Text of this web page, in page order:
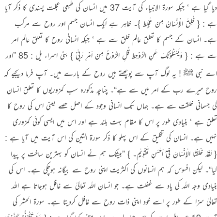
دیا گیا ہے ‘ جبکہ سورة الانبیاء کی آیت 37 میں انسان کی طبعی عجلت پسندی کا ذکر آیا
ہے : { خُلِقَ الْاِنْسَانُ مِنْ عَجَلٍط }۔ ظاہر ہے ایک انسان جسم اور روح سے مرکب
ہے۔ انسان کے جسم کا تعلق عالم خلق سے ہے ‘ جبکہ انسانی روح کا تعلق عالم امر
سے ہے : { وَیَسْئَلُوْنَکَ عَنِ الرُّوْحِط قُلِ الرُّوْحُ مِنْ اَمْرِ رَبِّیْ } بنی اسراء یل : 85 ”اور
اے نبی ﷺ ! یہ لوگ آپ سے پوچھتے ہیں روح کے بارے میں۔ آپ فرما دیجیے کہ
روح میرے رب کے امر میں سے ہے“۔ چناچہ مذکورہ سب کمزوریوں کا تعلق انسان
کی جسمانی خلقت سے ہے۔ جہاں تک انسانی وجود کے اصل حصے یعنی اس کی روح کا
تعلق ہے ‘ بنیادی طور پر اس کا مقام بہت بلند ہے اور اس میں ایسی کوئی کمزوری
نہیں ہے۔ انسان کی تخلیق کے اس پہلو کا ذکر سورة التین کی اس آیت میں آیا ہے :
{ لَقَدْ خَلَقْنَا الْاِنْسَانَ فِیْٓ اَحْسَنِ تَقْوِیْمٍ۔ } ”بیشک ہم نے انسان کو بہترین ساخت پر پیدا
کیا“۔ لیکن افسوس کہ ہم انسانوں کی اکثریت اپنی روح سے بیگانہ ہوچکی ہے۔ اس کی
بنیادی وجہ اللہ کی یاد سے غفلت ہے۔ جو انسان اللہ تعالیٰ سے غافل ہوجاتا ہے اللہ
تعالیٰ سزا کے طور پر اسے خود اپنی ذات روح سے غافل کردیتا ہے۔ سورة الحشر کی